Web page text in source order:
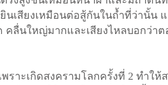
นเสียงเหมือนต่อสู้กันในถ้ำที่ว่านั้น
ลื่นใหญ่มากและเสียงไหลบอกว่า
ราะเกิดสงครามโลกครั้งที่ 2 ทำใ